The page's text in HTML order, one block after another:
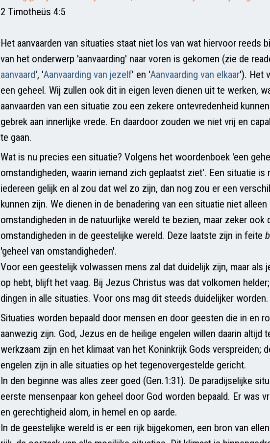
2 Timotheüs 4:5
Het aanvaarden van situaties staat niet los van wat hiervoor reeds
van het onderwerp 'aanvaarding' naar voren is gekomen (zie de
aanvaard', 'Aanvaarding van jezelf' en 'Aanvaarding van elkaar'). Het
een geheel. Wij zullen ook dit in eigen leven dienen uit te werken,
aanvaarden van een situatie zou een zekere ontevredenheid
gebrek aan innerlijke vrede. En daardoor zouden we niet vrij en
te gaan.
Wat is nu precies een situatie? Volgens het woordenboek 'een
omstandigheden, waarin iemand zich geplaatst ziet'. Een situatie is
iedereen gelijk en al zou dat wel zo zijn, dan nog zou er een
kunnen zijn. We dienen in de benadering van een situatie niet alleen
omstandigheden in de natuurlijke wereld te bezien, maar zeker ook
omstandigheden in de geestelijke wereld. Deze laatste zijn in feite
'geheel van omstandigheden'.
Voor een geestelijk volwassen mens zal dat duidelijk zijn, maar als
op hebt, blijft het vaag. Bij Jezus Christus was dat volkomen
dingen in alle situaties. Voor ons mag dit steeds duidelijker worden.
Situaties worden bepaald door mensen en door geesten die in en
aanwezig zijn. God, Jezus en de heilige engelen willen daarin altijd
werkzaam zijn en het klimaat van het Koninkrijk Gods verspreiden;
engelen zijn in alle situaties op het tegenovergestelde gericht.
In den beginne was alles zeer goed (Gen.1:31). De paradijselijke
eerste mensenpaar kon geheel door God worden bepaald. Er was
en gerechtigheid alom, in hemel en op aarde.
In de geestelijke wereld is er een rijk bijgekomen, een bron van